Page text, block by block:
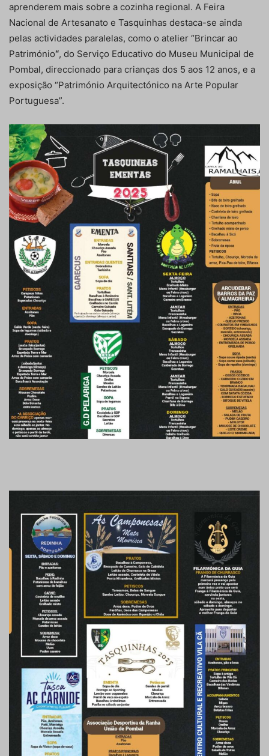
aprenderem mais sobre a cozinha regional. A Feira
Nacional de Artesanato e Tasquinhas destaca-se ainda
pelas actividades paralelas, como o atelier “Brincar ao
Património“, do Serviço Educativo do Museu Municipal de
Pombal, direccionado para crianças dos 5 aos 12 anos, e a
exposição “Património Arquitectónico na Arte Popular
Portuguesa”.